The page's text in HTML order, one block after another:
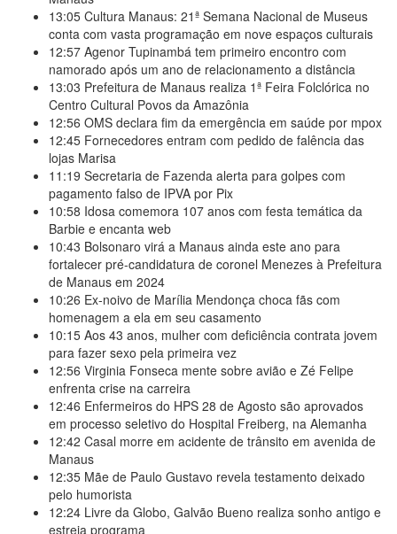
13:05 Cultura Manaus: 21ª Semana Nacional de Museus
conta com vasta programação em nove espaços culturais
12:57 Agenor Tupinambá tem primeiro encontro com
namorado após um ano de relacionamento a distância
13:03 Prefeitura de Manaus realiza 1ª Feira Folclórica no
Centro Cultural Povos da Amazônia
12:56 OMS declara fim da emergência em saúde por mpox
12:45 Fornecedores entram com pedido de falência das
lojas Marisa
11:19 Secretaria de Fazenda alerta para golpes com
pagamento falso de IPVA por Pix
10:58 Idosa comemora 107 anos com festa temática da
Barbie e encanta web
10:43 Bolsonaro virá a Manaus ainda este ano para
fortalecer pré-candidatura de coronel Menezes à Prefeitura
de Manaus em 2024
10:26 Ex-noivo de Marília Mendonça choca fãs com
homenagem a ela em seu casamento
10:15 Aos 43 anos, mulher com deficiência contrata jovem
para fazer sexo pela primeira vez
12:56 Virginia Fonseca mente sobre avião e Zé Felipe
enfrenta crise na carreira
12:46 Enfermeiros do HPS 28 de Agosto são aprovados
em processo seletivo do Hospital Freiberg, na Alemanha
12:42 Casal morre em acidente de trânsito em avenida de
Manaus
12:35 Mãe de Paulo Gustavo revela testamento deixado
pelo humorista
12:24 Livre da Globo, Galvão Bueno realiza sonho antigo e
estreia programa